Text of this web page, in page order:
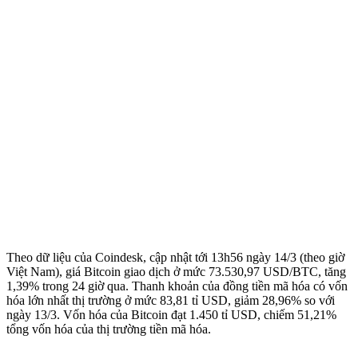
Theo dữ liệu của Coindesk, cập nhật tới 13h56 ngày 14/3 (theo giờ
Việt Nam), giá Bitcoin giao dịch ở mức 73.530,97 USD/BTC, tăng
1,39% trong 24 giờ qua. Thanh khoản của đồng tiền mã hóa có vốn
hóa lớn nhất thị trường ở mức 83,81 tỉ USD, giảm 28,96% so với
ngày 13/3. Vốn hóa của Bitcoin đạt 1.450 tỉ USD, chiếm 51,21%
tổng vốn hóa của thị trường tiền mã hóa.